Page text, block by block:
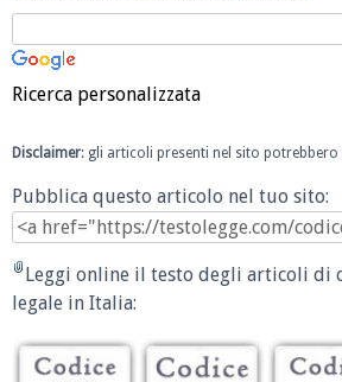
Ricerca personalizzata
Disclaimer: gli articoli presenti nel sito
Pubblica questo articolo nel tuo sito:
Leggi online il testo degli articoli di
legale in Italia: